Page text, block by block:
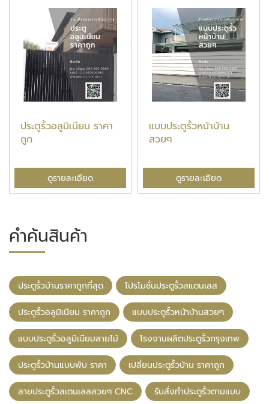
ประตูรั้วอลูมิเนียม ราคา
ถูก
ดูรายละเอียด
แบบประตูรั้วหน้าบ้าน
สวยๆ
ดูรายละเอียด
คำค้นสินค้า
ประตูรั้วบ้านราคาถูกที่สุด โปรโมชั่นประตูรั้วสแตนเลส
ประตูรั้วอลูมิเนียม ราคาถูก แบบประตูรั้วหน้าบ้านสวยๆ
แบบประตูรั้วอลูมิเนียมลายไม้ โรงงานผลิตประตูรั้วกรุงเทพ
ประตูรั้วบ้านแบบพับ ราคา เปลี่ยนประตูรั้วบ้าน ราคาถูก
ลายประตูรั้วสเตนเลสสวยๆ CNC รับสั่งทำประตูรั้วตามแบบ